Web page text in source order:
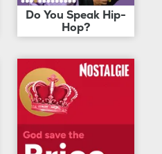
Do You Speak Hip-
Hop?